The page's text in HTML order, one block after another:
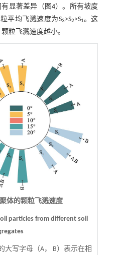
显著差异（ 图4）。所有坡度
平均飞溅速度为S3>S2>S1。这
粒飞溅速度越小。
体的颗粒飞溅速度
particles from different soil
大写字母（A， B）表示在相